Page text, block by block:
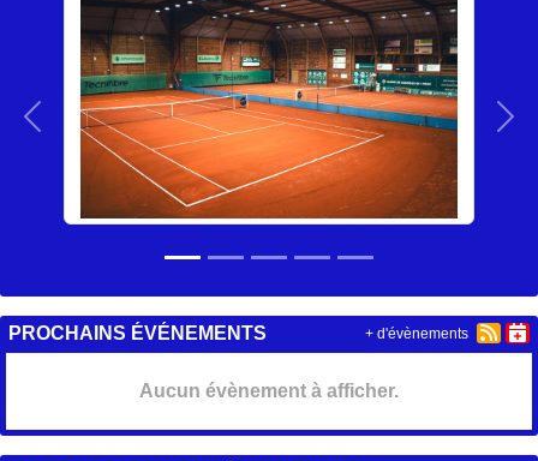
Précedent
PROCHAINS ÉVÉNEMENTS
Aucun évènement à afficher.
+ d'évènements